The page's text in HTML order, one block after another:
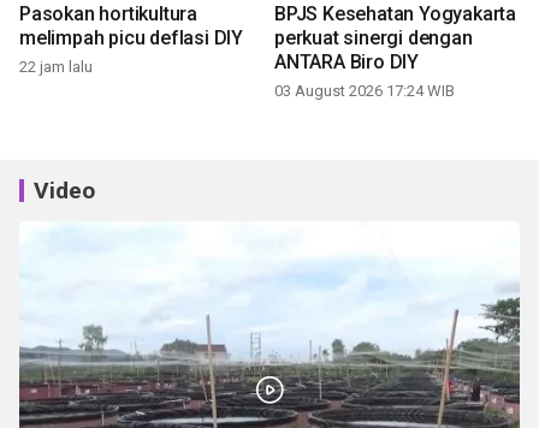
Pasokan hortikultura
melimpah picu deflasi DIY
22 jam lalu
BPJS Kesehatan Yogyakarta
perkuat sinergi dengan
ANTARA Biro DIY
03 August 2026 17:24 WIB
Video